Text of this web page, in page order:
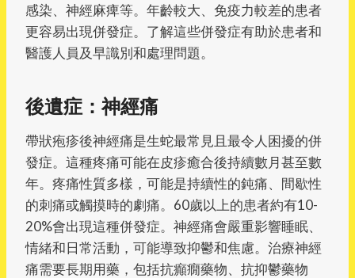
感染、神經麻痺等。年齡較大、免疫力較差的患者
更容易出現併發症。了解這些併發症有助於患者和
醫護人員及早識別和處理問題。
後遺症：神經痛
帶狀疱疹後神經痛是生蛇最常見且最令人困擾的併
發症。這種疼痛可能在皮疹癒合後持續數月甚至數
年。疼痛性質多樣，可能是持續性的鈍痛、間歇性
的刺痛或觸摸時的劇痛。60歲以上的患者約有10-
20%會出現這種併發症。神經痛會嚴重影響睡眠、
情緒和日常活動，可能導致抑鬱和焦慮。治療神經
痛需要長期用藥，包括抗癲癇藥物、抗抑鬱藥物